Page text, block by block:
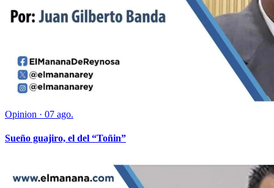
Opinion · 07 ago.
Sueño guajiro, el del “Toñin”